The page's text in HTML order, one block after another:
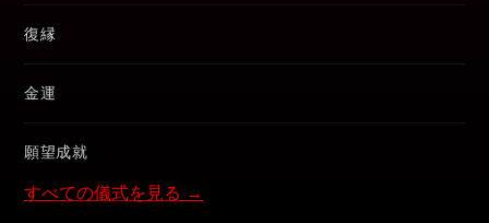
復縁
金運
願望成就
すべての儀式を見る →